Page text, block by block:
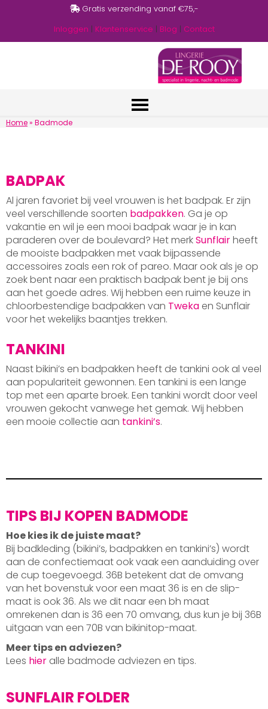
Gratis verzending vanaf €75,-
Inloggen | Klantenservice | Blog | Contact
Home» Badmode
BADPAK
Al jaren favoriet bij veel vrouwen is het badpak. Er zijn
veel verschillende soorten badpakken. Ga je op
vakantie en wil je een mooi badpak waar je in kan
paraderen over de boulevard? Het merkSunflairheeft
de mooiste badpakken met vaak bijpassende
accessoires zoals een rok of pareo. Maar ook als je op
zoek bent naar een praktisch badpak bent je bij ons
aan het goede adres. Wij hebben een ruime keuze in
chloorbestendige badpakken van Tweka en Sunflair
voor het wekelijks baantjes trekken.
TANKINI
Naast bikini’s en badpakken heeft de tankini ook al veel
aan populariteit gewonnen. Een tankini is een lange
top met een aparte broek. Een tankini wordt door veel
vrouwen gekocht vanwege het gemak. Wij hebben
een mooie collectie aan tankini’s.
TIPS BIJ KOPEN BADMODE
Hoe kies ik de juiste maat?
Bij badkleding (bikini’s, badpakken en tankini’s) wordt
aan de confectiemaat ook vaak een aanduiding over
de cup toegevoegd. 36B betekent dat de omvang
van het bovenstuk voor een maat 36 is en de slip-
maat is ook 36. Als we dit naar een bh maat
omrekenen dan is 36 een 70 omvang, dus kun je bij 36B
uitgaan van een 70B van bikinitop-maat.
Meer tips en adviezen?
Lees hier alle badmode adviezen en tips.
SUNFLAIR FOLDER